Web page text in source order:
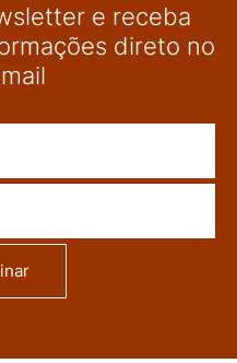
e receba
direto no